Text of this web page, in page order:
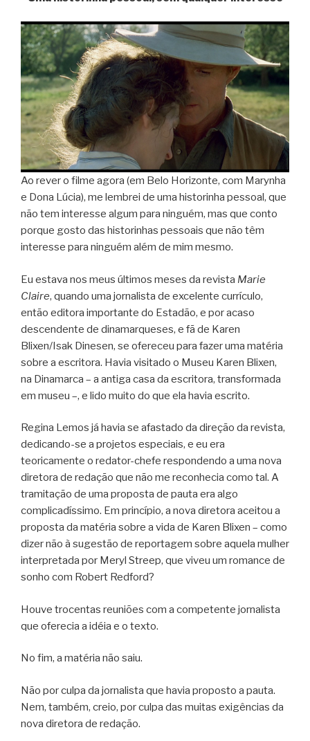
Ao rever o filme agora (em Belo Horizonte, com Marynha
e Dona Lúcia), me lembrei de uma historinha pessoal, que
não tem interesse algum para ninguém, mas que conto
porque gosto das historinhas pessoais que não têm
interesse para ninguém além de mim mesmo.
Eu estava nos meus últimos meses da revista Marie
Claire, quando uma jornalista de excelente currículo,
então editora importante do Estadão, e por acaso
descendente de dinamarqueses, e fã de Karen
Blixen/Isak Dinesen, se ofereceu para fazer uma matéria
sobre a escritora. Havia visitado o Museu Karen Blixen,
na Dinamarca – a antiga casa da escritora, transformada
em museu –, e lido muito do que ela havia escrito.
Regina Lemos já havia se afastado da direção da revista,
dedicando-se a projetos especiais, e eu era
teoricamente o redator-chefe respondendo a uma nova
diretora de redação que não me reconhecia como tal. A
tramitação de uma proposta de pauta era algo
complicadíssimo. Em princípio, a nova diretora aceitou a
proposta da matéria sobre a vida de Karen Blixen – como
dizer não à sugestão de reportagem sobre aquela mulher
interpretada por Meryl Streep, que viveu um romance de
sonho com Robert Redford?
Houve trocentas reuniões com a competente jornalista
que oferecia a idéia e o texto.
No fim, a matéria não saiu.
Não por culpa da jornalista que havia proposto a pauta.
Nem, também, creio, por culpa das muitas exigências da
nova diretora de redação.